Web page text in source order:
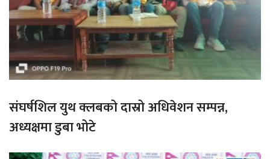
संघर्षशिल युथ क्लबको दास्रो अधिवेशन सम्पन्न,
अध्यक्षमा डुबा भोटे